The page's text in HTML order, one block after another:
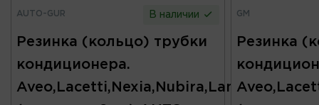
AUTO-GUR В наличии
Резинка (кольцо) трубки
кондиционера.
Aveo,Lacetti,Nexia,Nubira,Lanos
GM
Резинка